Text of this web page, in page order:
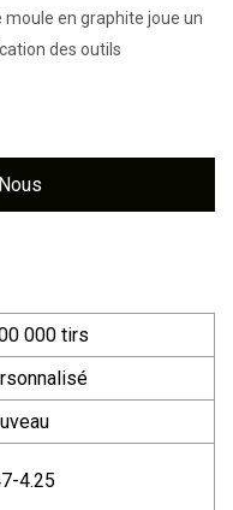
en graphite joue un
des outils
000 tirs
4.25